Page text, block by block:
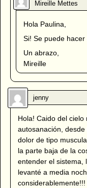
Hola Paulina,
Si! Se puede hacer
Un abrazo,
Mireille
Hola! Caido del
autosanación,
dolor de tipo
la parte baja de la
entender el sistema,
levanté a media